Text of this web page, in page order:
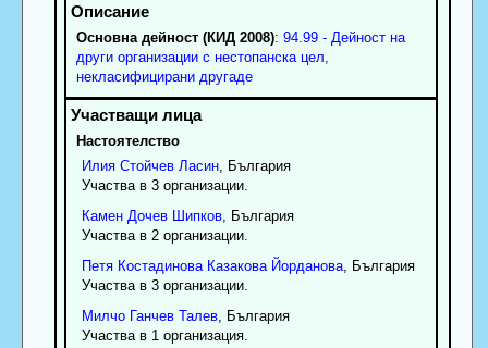
Основна дейност (КИД 2008): 94.99 - Дейност на
други организации с нестопанска цел,
некласифицирани другаде
Настоятелство
Илия Стойчев Ласин, България
Участва в 3 организации.
Камен Дочев Шипков, България
Участва в 2 организации.
Петя Костадинова Казакова Йорданова, България
Участва в 3 организации.
Милчо Ганчев Талев, България
Участва в 1 организация.